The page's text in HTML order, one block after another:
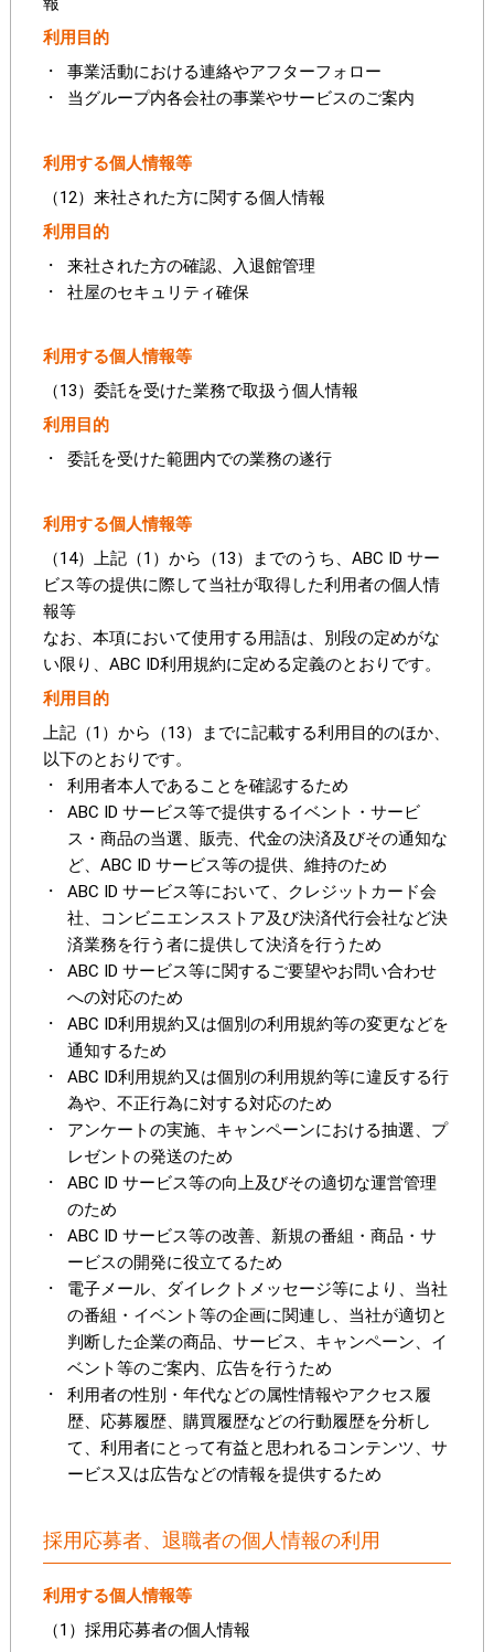
利用目的
事業活動における連絡やアフターフォロー
当グループ内各会社の事業やサービスのご案内
利用する個人情報等
（12）来社された方に関する個人情報
利用目的
来社された方の確認、入退館管理
社屋のセキュリティ確保
利用する個人情報等
（13）委託を受けた業務で取扱う個人情報
利用目的
委託を受けた範囲内での業務の遂行
利用する個人情報等
（14）上記（1）から（13）までのうち、ABC ID サー
ビス等の提供に際して当社が取得した利用者の個人情
報等
なお、本項において使用する用語は、別段の定めがな
い限り、ABC ID利用規約に定める定義のとおりです。
利用目的
上記（1）から（13）までに記載する利用目的のほか、
以下のとおりです。
利用者本人であることを確認するため
ABC ID サービス等で提供するイベント・サービ
ス・商品の当選、販売、代金の決済及びその通知な
ど、ABC ID サービス等の提供、維持のため
ABC ID サービス等において、クレジットカード会
社、コンビニエンスストア及び決済代行会社など決
済業務を行う者に提供して決済を行うため
ABC ID サービス等に関するご要望やお問い合わせ
への対応のため
ABC ID利用規約又は個別の利用規約等の変更などを
通知するため
ABC ID利用規約又は個別の利用規約等に違反する行
為や、不正行為に対する対応のため
アンケートの実施、キャンペーンにおける抽選、プ
レゼントの発送のため
ABC ID サービス等の向上及びその適切な運営管理
のため
ABC ID サービス等の改善、新規の番組・商品・サ
ービスの開発に役立てるため
電子メール、ダイレクトメッセージ等により、当社
の番組・イベント等の企画に関連し、当社が適切と
判断した企業の商品、サービス、キャンペーン、イ
ベント等のご案内、広告を行うため
利用者の性別・年代などの属性情報やアクセス履
歴、応募履歴、購買履歴などの行動履歴を分析し
て、利用者にとって有益と思われるコンテンツ、サ
ービス又は広告などの情報を提供するため
採用応募者、退職者の個人情報の利用
利用する個人情報等
（1）採用応募者の個人情報